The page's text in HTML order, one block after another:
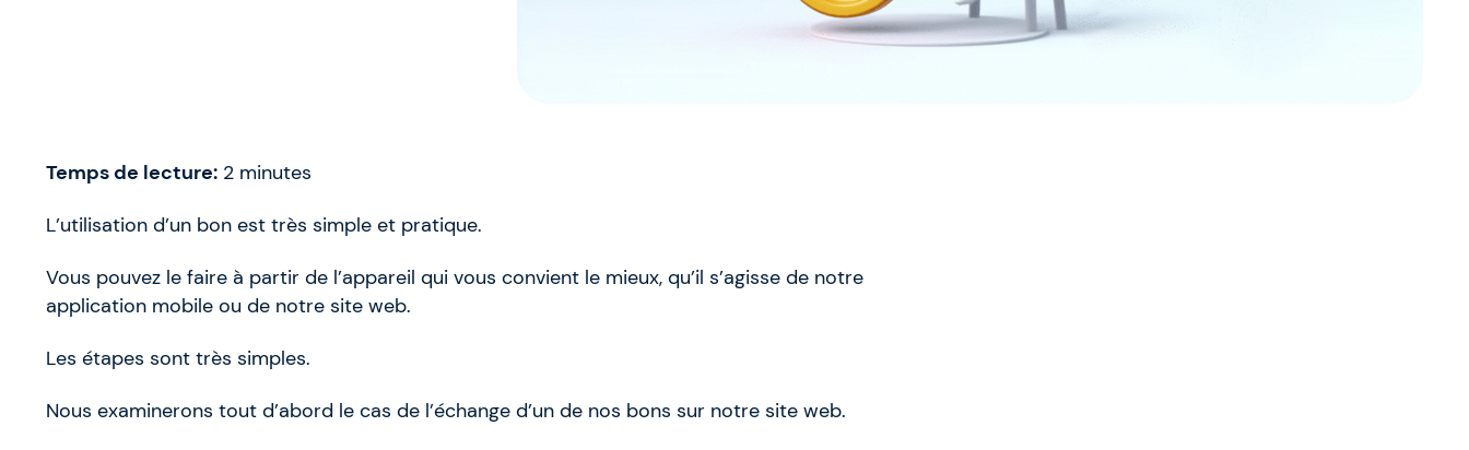
Temps de lecture: 2 minutes
L’utilisation d’un bon est très simple et pratique.
Vous pouvez le faire à partir de l’appareil qui vous convient le mieux, qu’il s’agisse de notre
application mobile ou de notre site web.
Les étapes sont très simples.
Nous examinerons tout d’abord le cas de l’échange d’un de nos bons sur notre site web.